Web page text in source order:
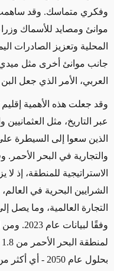
وفكري متماسك. وقد ساهمت
موانئ ومصايد للأسماك
المحلية وتعزيز الصادرات
جانب موانئ أخرى مثل
العربي، الأمر الذي جعل
وقد جعلت هذه الأهمية
عبر التاريخ، مثل العثمانيين
الذين سعوا إلى السيطرة على
والتجارية في البحر الأحمر .
الاستراتيجية للمنطقة، إذ
وفقًا
بحلول عام